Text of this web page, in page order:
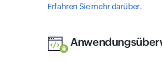
Erfahren Sie mehr darüber.